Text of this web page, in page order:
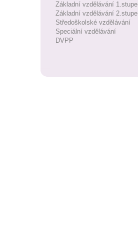
Základní vzdělávání
Základní vzdělávání
Středoškolské vzdělávání
Speciální vzdělávání
DVPP